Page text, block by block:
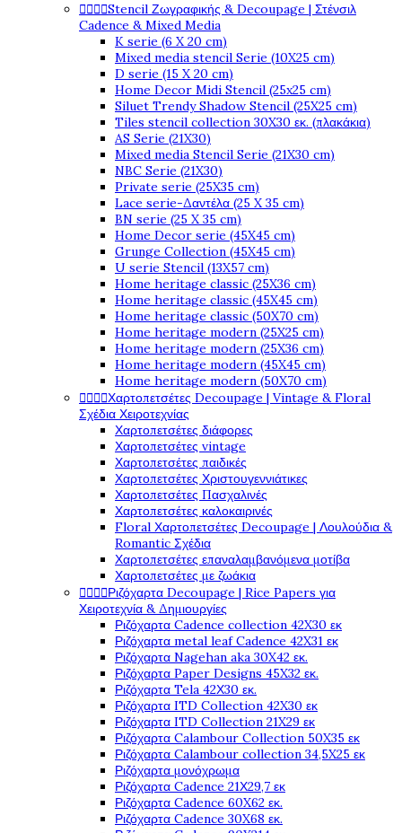
Stencil Ζωγραφικής & Decoupage | Στένσιλ
Cadence & Mixed Media
K serie (6 X 20 cm)
Mixed media stencil Serie (10X25 cm)
D serie (15 X 20 cm)
Home Decor Midi Stencil (25x25 cm)
Siluet Trendy Shadow Stencil (25X25 cm)
Tiles stencil collection 30X30 εκ. (πλακάκια)
AS Serie (21X30)
Mixed media Stencil Serie (21X30 cm)
NBC Serie (21X30)
Private serie (25X35 cm)
Lace serie-Δαντέλα (25 X 35 cm)
BN serie (25 X 35 cm)
Home Decor serie (45X45 cm)
Grunge Collection (45X45 cm)
U serie Stencil (13X57 cm)
Home heritage classic (25X36 cm)
Home heritage classic (45X45 cm)
Home heritage classic (50X70 cm)
Home heritage modern (25X25 cm)
Home heritage modern (25X36 cm)
Home heritage modern (45X45 cm)
Home heritage modern (50X70 cm)
Χαρτοπετσέτες Decoupage | Vintage & Floral
Σχέδια Χειροτεχνίας
Χαρτοπετσέτες διάφορες
Χαρτοπετσέτες vintage
Χαρτοπετσέτες παιδικές
Χαρτοπετσέτες Χριστουγεννιάτικες
Χαρτοπετσέτες Πασχαλινές
Χαρτοπετσέτες καλοκαιρινές
Floral Χαρτοπετσέτες Decoupage | Λουλούδια &
Romantic Σχέδια
Χαρτοπετσέτες επαναλαμβανόμενα μοτίβα
Χαρτοπετσέτες με ζωάκια
Ριζόχαρτα Decoupage | Rice Papers για
Χειροτεχνία & Δημιουργίες
Ριζόχαρτα Cadence collection 42X30 εκ
Ριζόχαρτα metal leaf Cadence 42X31 εκ
Ριζόχαρτα Nagehan aka 30X42 εκ.
Ριζόχαρτα Paper Designs 45X32 εκ.
Ριζόχαρτα Tela 42Χ30 εκ.
Ριζόχαρτα ITD Collection 42X30 εκ
Ριζόχαρτα ITD Collection 21X29 εκ
Ριζόχαρτα Calambour Collection 50X35 εκ
Ριζόχαρτα Calambour collection 34,5X25 εκ
Ριζόχαρτα μονόχρωμα
Ριζόχαρτα Cadence 21Χ29,7 εκ
Ριζόχαρτα Cadence 60X62 εκ.
Ριζόχαρτα Cadence 30X68 εκ.